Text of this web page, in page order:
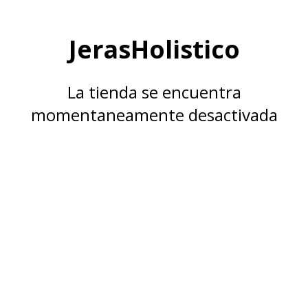
JerasHolistico
La tienda se encuentra
momentaneamente desactivada